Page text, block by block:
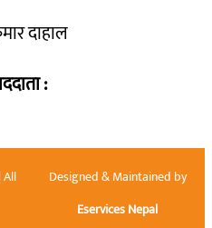
दाहाल
:
Designed & Maintained by
Eservices Nepal